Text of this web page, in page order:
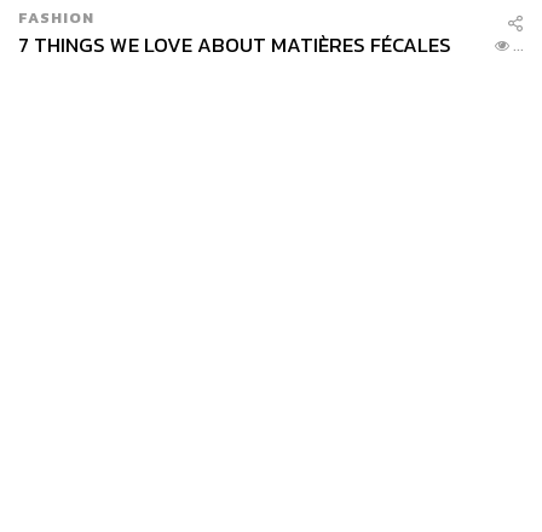
FASHION
7 THINGS WE LOVE ABOUT MATIÈRES FÉCALES ...